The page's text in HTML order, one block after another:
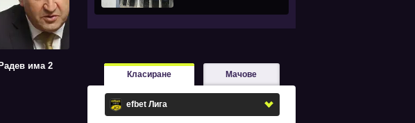
има 2
Класиране Мачове